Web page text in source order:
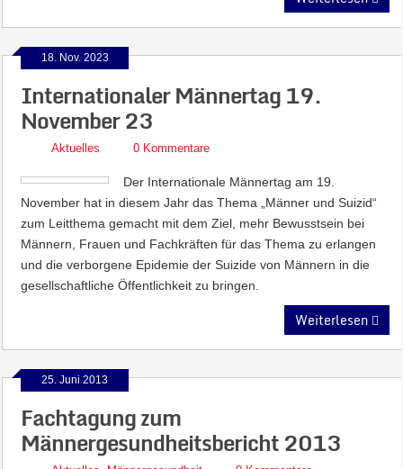
18. Nov. 2023
Internationaler Männertag 19.
November 23
Aktuelles 0 Kommentare
Der Internationale Männertag am 19.
November hat in diesem Jahr das Thema „Männer und Suizid“
zum Leitthema gemacht mit dem Ziel, mehr Bewusstsein bei
Männern, Frauen und Fachkräften für das Thema zu erlangen
und die verborgene Epidemie der Suizide von Männern in die
gesellschaftliche Öffentlichkeit zu bringen.
Weiterlesen
25. Juni 2013
Fachtagung zum
Männergesundheitsbericht 2013